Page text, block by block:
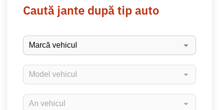
Caută jante după tip auto